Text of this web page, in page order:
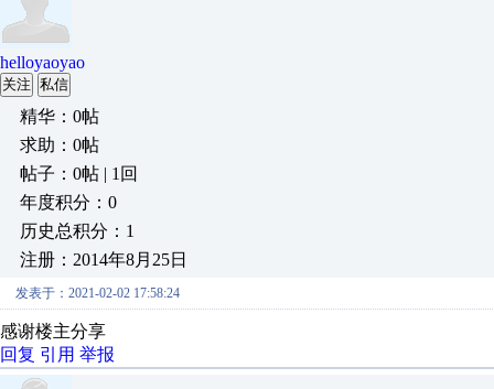
helloyaoyao
关注 私信
精华：0帖
求助：0帖
帖子：0帖 | 1回
年度积分：0
历史总积分：1
注册：2014年8月25日
发表于：2021-02-02 17:58:24
感谢楼主分享
回复 引用 举报